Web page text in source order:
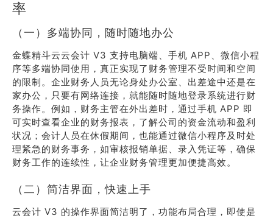
率
（一）多端协同，随时随地办公
金蝶精斗云云会计 V3 支持电脑端、手机 APP、微信小程
序等多端协同使用，真正实现了财务管理不受时间和空间
的限制。企业财务人员无论身处办公室、出差途中还是在
家办公，只要有网络连接，就能随时随地登录系统进行财
务操作。例如，财务主管在外出差时，通过手机 APP 即
可实时查看企业的财务报表，了解公司的资金流动和盈利
状况；会计人员在休假期间，也能通过微信小程序及时处
理紧急的财务事务，如审核报销单据、录入凭证等，确保
财务工作的连续性，让企业财务管理更加便捷高效。
（二）简洁界面，快速上手
云会计 V3 的操作界面简洁明了，功能布局合理，即使是